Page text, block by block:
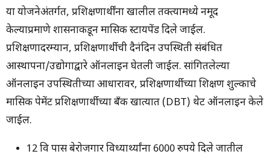
या योजनेअंतर्गत, प्रशिक्षणार्थींना खालील तक्त्यामध्ये नमूद
केल्याप्रमाणे शासनाकडून मासिक स्टायपेंड दिले जाईल.
प्रशिक्षणादरम्यान, प्रशिक्षणार्थीची दैनंदिन उपस्थिती संबंधित
आस्थापना/उद्योगाद्वारे ऑनलाइन घेतली जाईल. सांगितलेल्या
ऑनलाइन उपस्थितीच्या आधारावर, प्रशिक्षणार्थीच्या शिक्षण शुल्काचे
मासिक पेमेंट प्रशिक्षणार्थीच्या बँक खात्यात (DBT) थेट ऑनलाइन केले
जाईल.
12 वि पास बेरोजगार विध्यार्थ्यांना 6000 रुपये दिले जातील